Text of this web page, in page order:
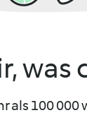
was
als 100